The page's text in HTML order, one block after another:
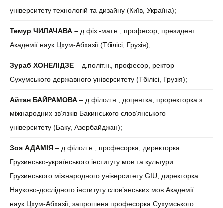
університету технологій та дизайну (Київ, Україна);
Темур ЧИЛАЧАВА – д.фіз.-мат.н., професор, президент
Академії наук Цхум-Абхазії (Тбілісі, Грузія);
Зураб ХОНЕЛІДЗЕ – д.політ.н., професор, ректор
Сухумського державного університету (Тбілісі, Грузія);
Айтан БАЙРАМОВА – д.філол.н., доцентка, проректорка з
міжнародних зв’язків Бакинського слов’янського
університету (Баку, Азербайджан);
Зоя АДАМІЯ – д.філол.н., професорка, директорка
Грузинсько-українського інституту мов та культури
Грузинського міжнародного університету GIU; директорка
Науково-дослідного інституту слов’янських мов Академії
наук Цхум-Абхазії, запрошена професорка Сухумського